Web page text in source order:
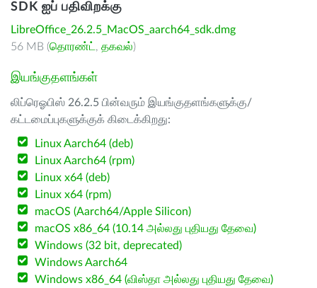
SDK ஐப் பதிவிறக்கு
LibreOffice_26.2.5_MacOS_aarch64_sdk.dmg
56 MB (தொரண்ட் , தகவல்)
இயங்குதளங்கள்
லிப்ரெஓபிஸ் 26.2.5 பின்வரும் இயங்குதளங்களுக்கு/
கட்டமைப்புகளுக்குக் கிடைக்கிறது:
Linux Aarch64 (deb)
Linux Aarch64 (rpm)
Linux x64 (deb)
Linux x64 (rpm)
macOS (Aarch64/Apple Silicon)
macOS x86_64 (10.14 அல்லது புதியது தேவை)
Windows (32 bit, deprecated)
Windows Aarch64
Windows x86_64 (விஸ்தா அல்லது புதியது தேவை)